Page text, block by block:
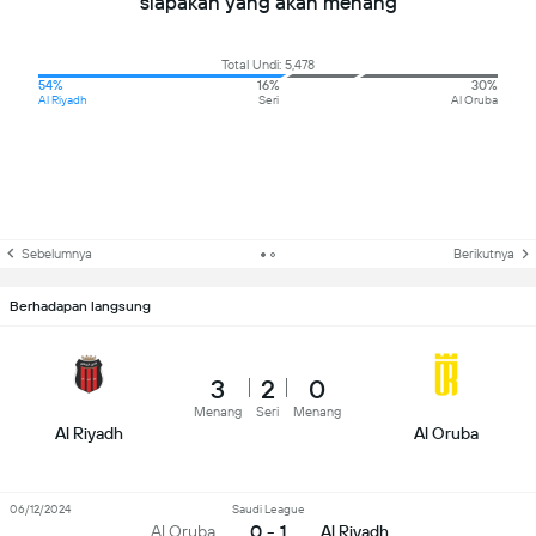
Total Undi: 5,478
54%
Al Riyadh
16%
Seri
30%
Al Oruba
Sebelumnya Berikutnya
Berhadapan langsung
Al Riyadh
3
Menang
2
Seri
0
Menang
Al Oruba
Al Oruba
Saudi League
0 - 1 Al Riyadh
06/12/2024